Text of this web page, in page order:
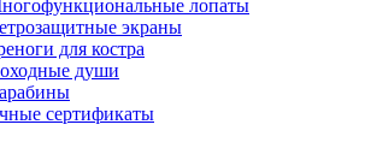
лопаты
экраны
для костра
души
сертификаты